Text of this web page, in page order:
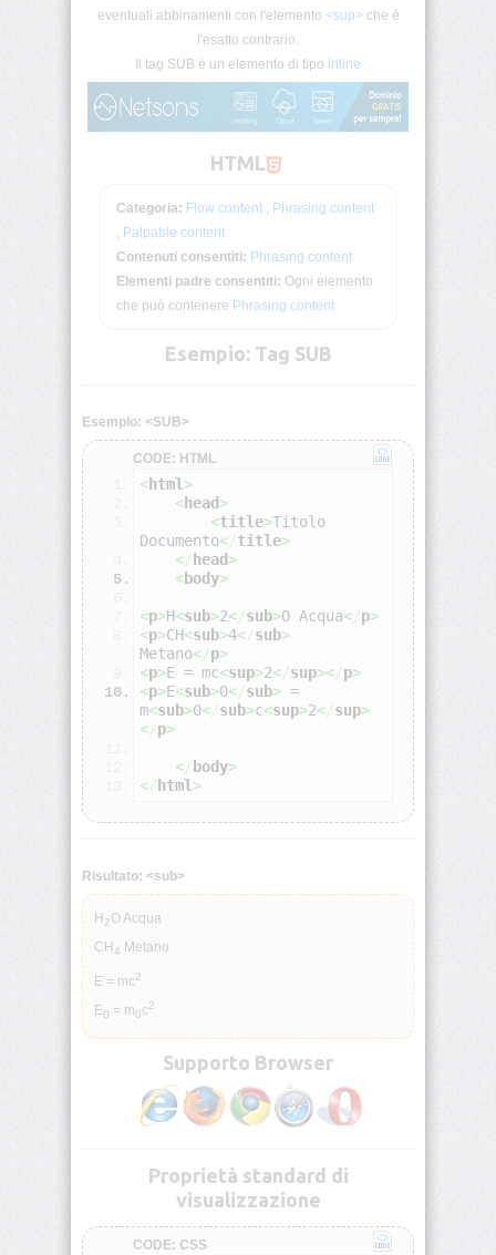
Condizionali
Deprecati
Browser
<!DOCTYPE>
<a>
<abbr>
<acronym>
<address>
<applet>
<area>
<base>
<basefont>
<bdo>
<blockquote>
<br>
eventuali abbinamenti con l'elemento <sup>che è
l'esatto contrario.
Il tag SUB è un elemento di tipo inline
HTML
Categoria: Flow content , Phrasing content
, Palpable content
Contenuti consentiti: Phrasing content
Elementi padre consentiti: Ogni elemento
che può contenere Phrasing content
Esempio: Tag SUB
Esempio: <SUB>
CODE: HTML
<html >
<head>
<title>Titolo
Documento</title>
</ head>
<body>
<p>H<sub>2</sub>O Acqua</p>
<p>CH<sub>4</sub>
Metano</p>
<p>E = mc<sup>2</sup></p>
<p>E<sub>0</sub> =
m<sub>0</sub>c<sup>2</sup>
</p>
</ body>
</ html >
Risultato: <sub>
H 2O Acqua
CH4 Metano
E = mc2
E0 = m0c2
Supporto Browser
Proprietà standard di
visualizzazione
CODE: CSS